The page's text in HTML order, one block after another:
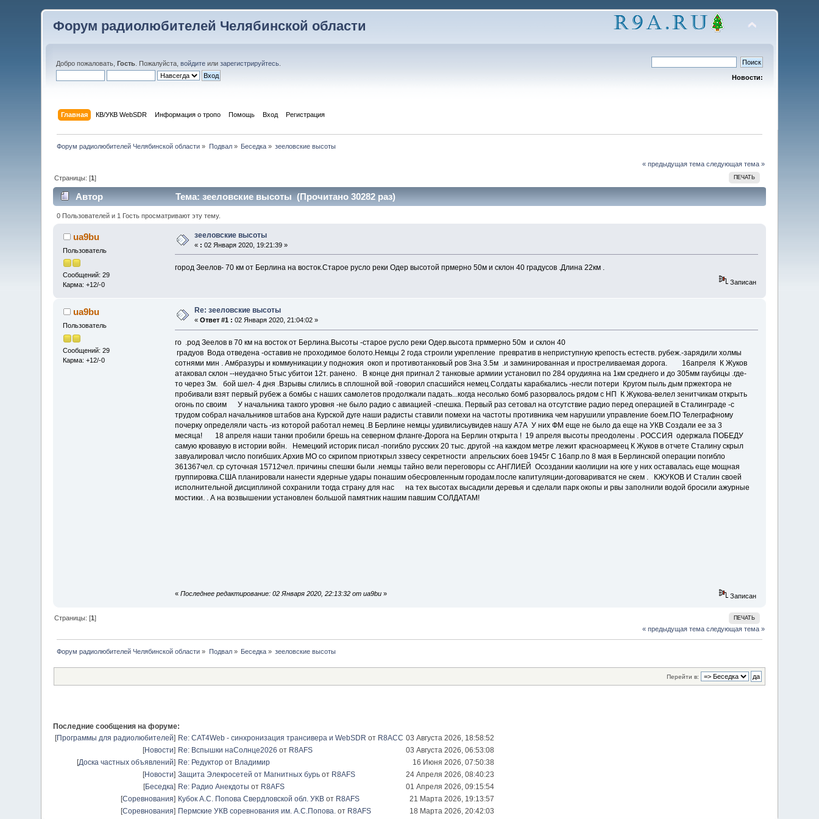
Форум радиолюбителей Челябинской области
Добро пожаловать,Гость . Пожалуйста,войдите илизарегистрируйтесь
Новости:
Главная КВ/УКВ WebSDR Информация о тропо Помощь Вход Регистрация
Форум радиолюбителей Челябинской области » Подвал» Беседка » зееловские высоты
« предыдущая тема следующая тема »
ПЕЧАТЬ
Страницы: [1]
Автор Тема: зееловские высоты (Прочитано 30282 раз)
0 Пользователей и 1 Гость просматривают эту тему.
ua9bu
Пользователь
Сообщений: 29
Карма: +12/-0
зееловские высоты
« : 02 Января 2020, 19:21:39 »
город Зеелов- 70 км от Берлина на восток.Старое русло реки Одер высотой прмерно 50м и склон 40 градусов .Длина 22км .
Записан
ua9bu
Пользователь
Сообщений: 29
Карма: +12/-0
Re: зееловские высоты
«Ответ #1 : 02 Января 2020, 21:04:02 »
го .род Зеелов в 70 км на восток от Берлина.Высоты -старое русло реки Одер.высота прммерно 50м и склон 40
градуов Вода отведена -оставив не проходимое болото.Немцы 2 года строили укрепление превратив в неприступную крепость естеств. рубеж.-зарядили холмы
сотнями мин . Амбразуры и коммуникации.у подножия окоп и противотанковый ров 3на 3.5м .и заминированная и простреливаемая дорога. 16апреля К Жуков
атаковал склон --неудачно 5тыс убитои 12т. ранено. В конце дня пригнал 2 танковые армиии установил по 284 орудияна на 1км среднего и до 305мм гаубицы .где-
то через 3м. бой шел- 4 дня .Взрывы слились в сплошной вой -говорил спасшийся немец.Солдаты карабкались -несли потери Кругом пыль дым пржектора не
пробивали взят первый рубеж а бомбы с наших самолетов продолжали падать...когда несолько бомб разорвалось рядом с НП К Жукова-велел зенитчикам открыть
огонь по своим У начальника такого уровня -не было радио с авиацией -спешка. Первый раз сетовал на отсутствие радио перед операцией в Сталинграде -с
трудом собрал начальников штабов ана Курской дуге наши радисты ставили помехи на частоты противника чем нарушили управление боем.ПО Телеграфному
почерку определяли часть -из которой работал немец .В Берлине немцы удивилисьувидев нашу А7А У них ФМ еще не было да еще на УКВ Создали ее за 3
месяца! 18 апреля наши танки пробили брешь на северном фланге-Дорога на Берлин открыта ! 19 апреля высоты преодолены . РОССИЯ одержала ПОБЕДУ
самую кровавую в истории войн. Немецкий историк писал -погибло русских 20 тыс. другой -на каждом метре лежит красноармеец К Жуков в отчете Сталину скрыл
завуалировал число погибших.Архив МО со скрипом приоткрыл ззвесу секретности апрельских боев 1945г С 16апр.по 8 мая в Берлинской операции погибло
361367чел. ср суточная 15712чел. причины спешки были .немцы тайно вели переговоры сс АНГЛИЕЙ Осоздании каолиции на юге у них оставалась еще мощная
группировка.США планировали нанести ядерные удары понашим обесровленным городам.после капитуляции-договариватся не скем . КЖУКОВ И Сталин своей
исполнительной дисциплиной сохранили тогда страну для нас на тех высотах высадили деревья и сделали парк окопы и рвы заполнили водой бросили ажурные
мостики. . А на возвышении установлен большой памятник нашим павшим СОЛДАТАМ!
« Последнее редактирование: 02 Января 2020, 22:13:32 от ua9bu» Записан
ПЕЧАТЬ
Страницы: [1]
« предыдущая тема следующая тема »
Форум радиолюбителей Челябинской области » Подвал» Беседка » зееловские высоты
Перейти в:
Последние сообщения на форуме:
[Программы для радиолюбителей] Re: CAT4Web - синхронизация трансивера и WebSDR от R8ACC 03 Августа 2026, 18:58:52
[Новости] Re: Вспышки наСолнце2026 от R8AFS
03 Августа 2026, 06:53:08
[Доска частных объявлений] Re: Редуктор от Владимир
16 Июня 2026, 07:50:38
[Новости] Защита Элекросетей от Магнитных бурь от R8AFS
24 Апреля 2026, 08:40:23
[Беседка] Re: Радио Анекдоты от R8AFS
01 Апреля 2026, 09:15:54
[Соревнования] Кубок А.С. Попова Свердловской обл. УКВ от R8AFS
21 Марта 2026, 19:13:57
[Соревнования] Пермские УКВ соревнования им. А.С.Попова. от R8AFS 18 Марта 2026, 20:42:03